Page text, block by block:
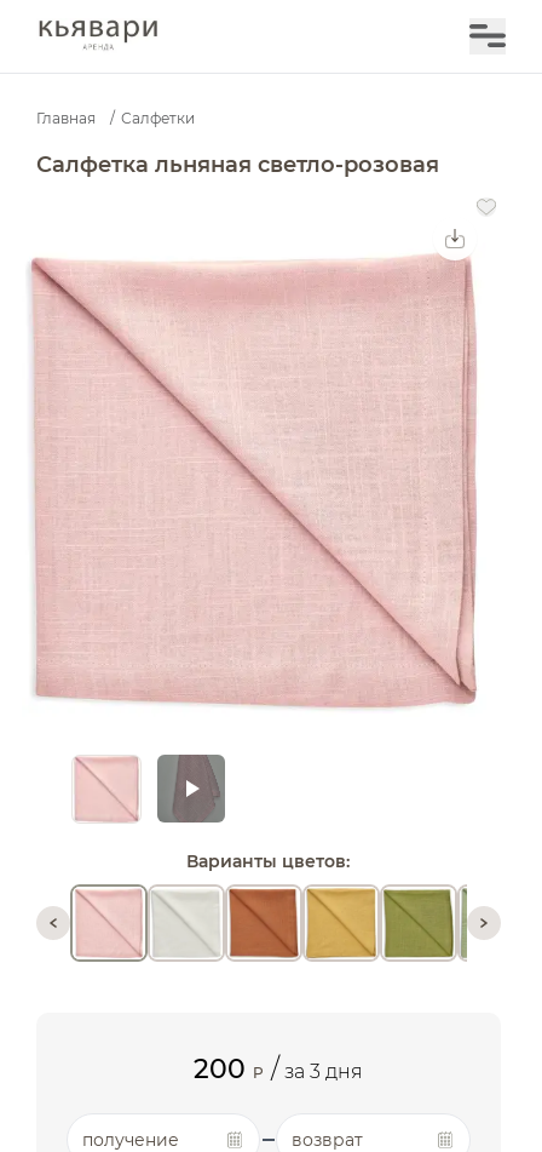
Главная / Салфетки
Салфетка льняная светло-розовая
Варианты цветов:
200 P / за 3 дня
получение возврат